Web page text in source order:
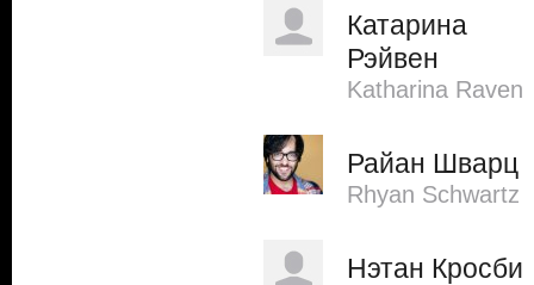
Катарина
Рэйвен
Katharina Raven
Райан Шварц
Rhyan Schwartz
Нэтан Кросби